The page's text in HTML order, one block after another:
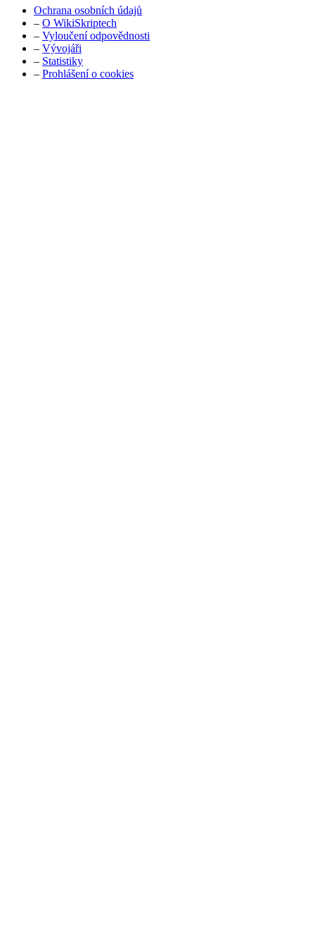
Ochrana osobních údajů
– O WikiSkriptech
– Vyloučení odpovědnosti
– Vývojáři
– Statistiky
– Prohlášení o cookies